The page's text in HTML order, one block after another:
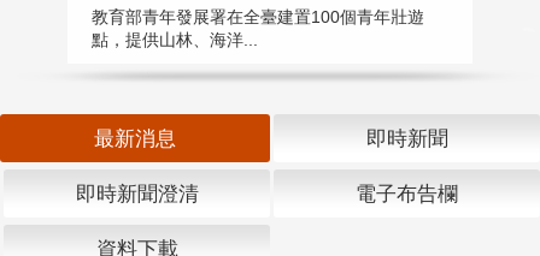
教育部青年發展署在全臺建置100個青年壯遊
點，提供山林、海洋...
最新消息 即時新聞
即時新聞澄清 電子布告欄
資料下載